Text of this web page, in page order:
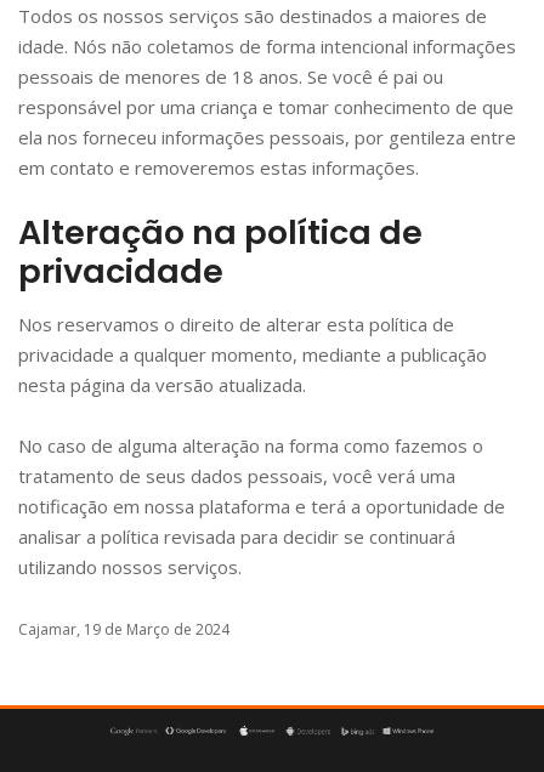
Todos os nossos serviços são destinados a maiores de
idade. Nós não coletamos de forma intencional informações
pessoais de menores de 18 anos. Se você é pai ou
responsável por uma criança e tomar conhecimento de que
ela nos forneceu informações pessoais, por gentileza entre
em contato e removeremos estas informações.
Alteração na política de
privacidade
Nos reservamos o direito de alterar esta política de
privacidade a qualquer momento, mediante a publicação
nesta página da versão atualizada.
No caso de alguma alteração na forma como fazemos o
tratamento de seus dados pessoais, você verá uma
notificação em nossa plataforma e terá a oportunidade de
analisar a política revisada para decidir se continuará
utilizando nossos serviços.
Cajamar, 19 de Março de 2024